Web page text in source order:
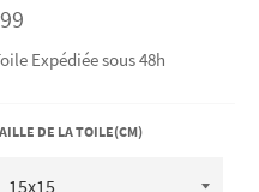
Expédiée sous 48h
DE LA TOILE(CM)